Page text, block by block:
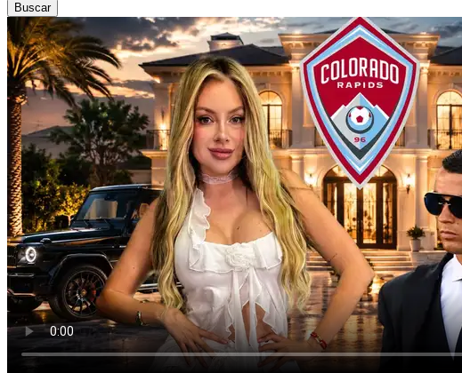
Buscar